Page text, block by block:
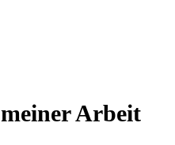
Arbeit